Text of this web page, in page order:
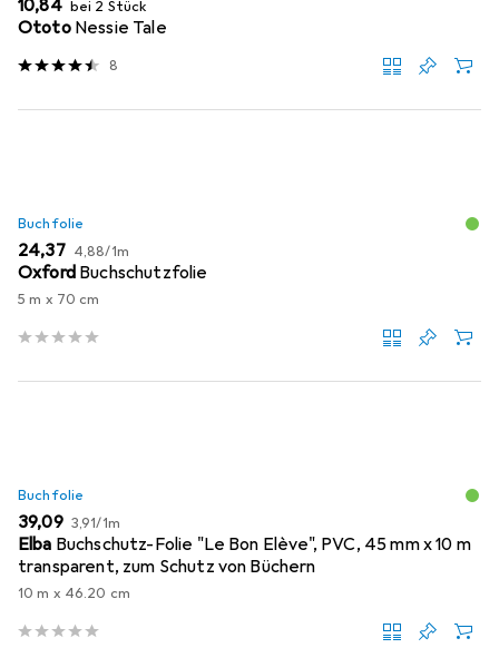
EUR
10,84 bei 2 Stück
Ototo Nessie Tale
8
Buchfolie
EUR
24,37 EUR
4,88/1m
Oxford Buchschutzfolie
5 m x 70 cm
Buchfolie
EUR
39,09 EUR
3,91/1m
Elba Buchschutz-Folie "Le Bon Elève", PVC, 45 mm x 10 m
transparent, zum Schutz von Büchern
10 m x 46.20 cm